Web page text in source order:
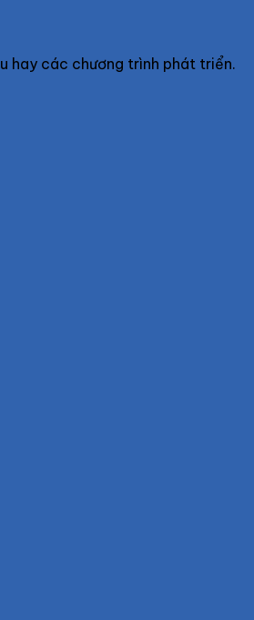
hay các chương trình phát triển.